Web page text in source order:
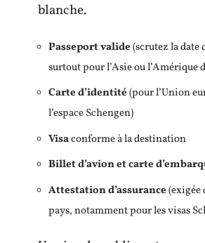
blanche.
Passeport valide(scrutez la date
surtout pour l’Asie ou l’Amérique
Carte d’identité(pour l’Union
l’espace Schengen)
Visaconforme à la destination
Billet d’avion et carte
Attestation d’assurance(exigée
pays, notamment pour les visas